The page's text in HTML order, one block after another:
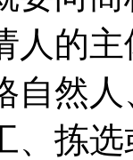
人的
自然
、拣